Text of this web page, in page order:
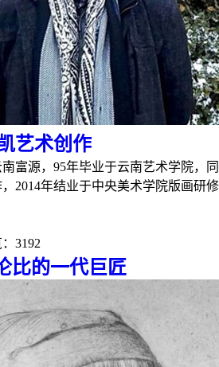
艺术创作
富源，95年毕业于云南艺术学院，同
2014年结业于中央美术学院版画研修
3192
比的一代巨匠